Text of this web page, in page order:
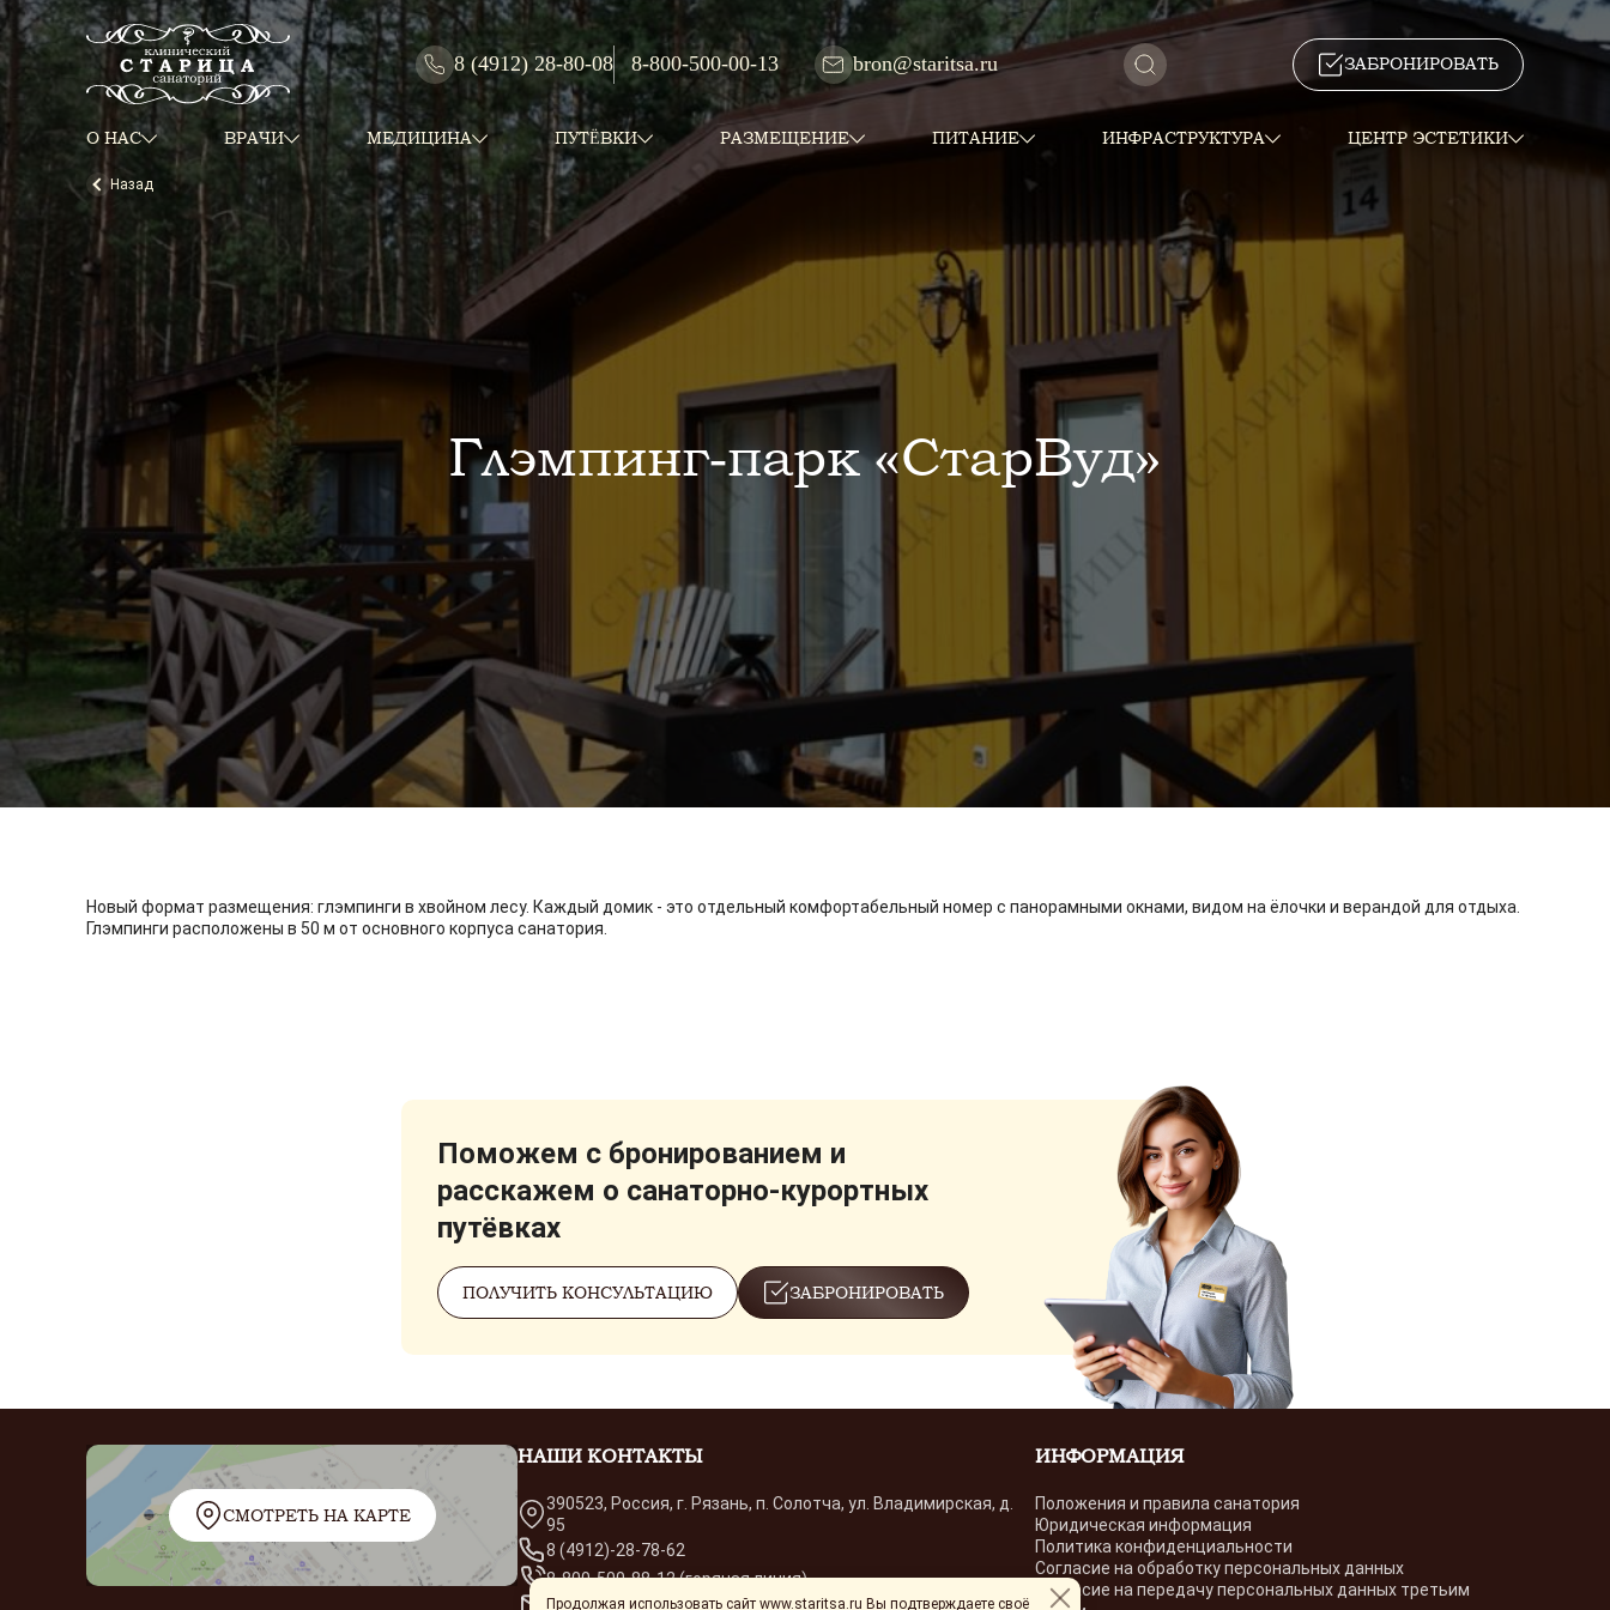
8 (4912) 28-80-08 8-800-500-00-13 bron@staritsa.ru ЗАБРОНИРОВАТЬ
О НАС ВРАЧИ МЕДИЦИНА ПУТЁВКИ РАЗМЕЩЕНИЕ ПИТАНИЕ ИНФРАСТРУКТУРА ЦЕНТР ЭСТЕТИКИ
Назад
Глэмпинг-парк «СтарВуд»
Новый формат размещения: глэмпинги в хвойном лесу. Каждый домик - это отдельный комфортабельный номер с панорамными окнами, видом на ёлочки и верандой для отдыха.
Глэмпинги расположены в 50 м от основного корпуса санатория.
Поможем с бронированием и
расскажем о санаторно-курортных
путёвках
ПОЛУЧИТЬ КОНСУЛЬТАЦИЮ ЗАБРОНИРОВАТЬ
СМОТРЕТЬ НА КАРТЕ
НАШИ КОНТАКТЫ
390523, Россия, г. Рязань, п. Солотча, ул. Владимирская, д.
95
8 (4912)-28-78-62
8-800-500-88-12 (горячая линия)
ИНФОРМАЦИЯ
Положения и правила санатория
Юридическая информация
Политика конфиденциальности
Согласие на обработку персональных данных
Согласие на передачу персональных данных третьим
Продолжая использовать сайт www.staritsa.ru Вы подтверждаете своё